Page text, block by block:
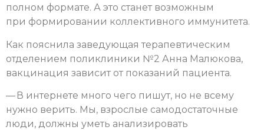
полном формате. А это станет возможным
при формировании коллективного иммунитета.
Как пояснила заведующая терапевтическим
отделением поликлиники №2 Анна Малюкова,
вакцинация зависит от показаний пациента.
— В интернете много чего пишут, но не всему
нужно верить. Мы, взрослые самодостаточные
люди, должны уметь анализировать